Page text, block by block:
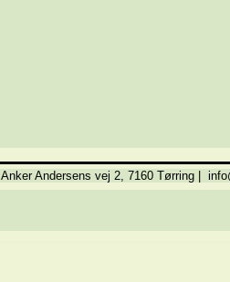
Anker Andersens vej 2, 7160 Tørring |